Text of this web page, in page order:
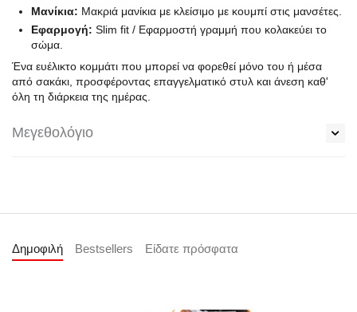
Μανίκια: Μακριά μανίκια με κλείσιμο με κουμπί στις μανσέτες.
Εφαρμογή: Slim fit / Εφαρμοστή γραμμή που κολακεύει το
σώμα.
Ένα ευέλικτο κομμάτι που μπορεί να φορεθεί μόνο του ή μέσα
από σακάκι, προσφέροντας επαγγελματικό στυλ και άνεση καθ'
όλη τη διάρκεια της ημέρας.
Μεγεθολόγιο
Δημοφιλή Bestsellers Είδατε πρόσφατα